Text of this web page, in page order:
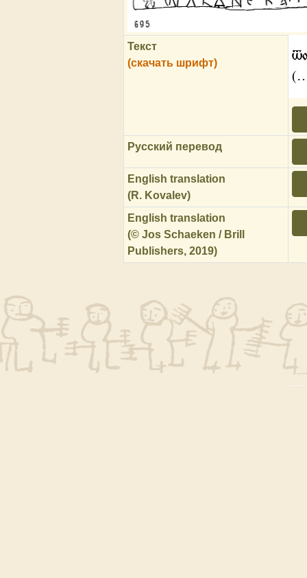
Текст
(скачать шрифт)
Русский перевод
English translation
(R. Kovalev)
English translation
(© Jos Schaeken / Brill
Publishers, 2019)